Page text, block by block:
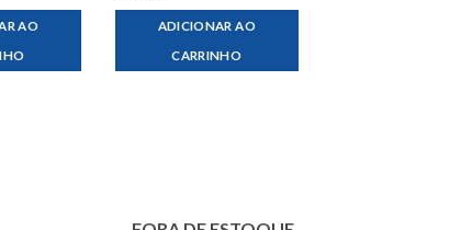
AO ADICIONAR AO
CARRINHO